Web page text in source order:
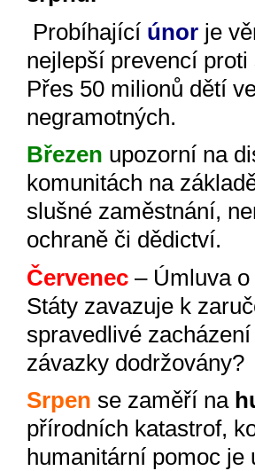
Probíhající únor je
nejlepší prevencí
Přes 50 milionů dětí
negramotných.
Březen upozorní na
komunitách na
slušné zaměstnání,
ochraně či dědictví.
Červenec – Úmluva
Státy zavazuje k
spravedlivé
závazky dodržovány?
Srpen se zaměří na
přírodních katastrof,
humanitární pomoc